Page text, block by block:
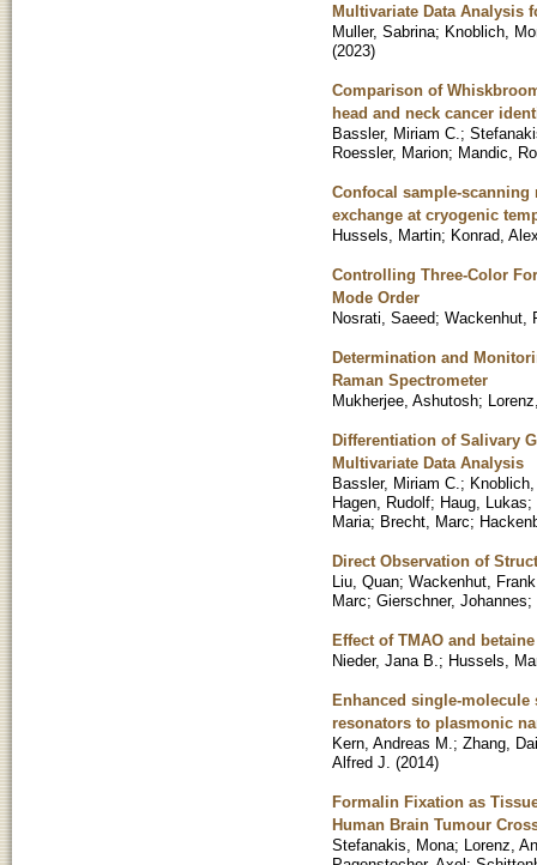
Multivariate Data Analysis
Muller, Sabrina; Knoblich,
(2023)
Comparison of
head and neck cancer
Bassler, Miriam C. ;
Roessler, Marion; Mandic,
Confocal sample-
exchange at cryogenic
Hussels, Martin; Konrad,
Controlling Three-Color
Mode Order
Nosrati, Saeed; Wackenhut,
Determination and
Raman Spectrometer
Mukherjee, Ashutosh;
Differentiation of Salivary
Multivariate Data Analysis
Bassler, Miriam C. ;
Hagen, Rudolf; Haug, Lukas;
Maria; Brecht, Marc;
Direct Observation of
Liu, Quan; Wackenhut, Frank
Marc; Gierschner, Johannes;
Effect of TMAO and
Nieder, Jana B. ; Hussels,
Enhanced single-
resonators to plasmonic
Kern, Andreas M. ; Zhang, Dai
Alfred J. (2014)
Formalin Fixation as
Human Brain Tumour
Stefanakis, Mona; Lorenz,